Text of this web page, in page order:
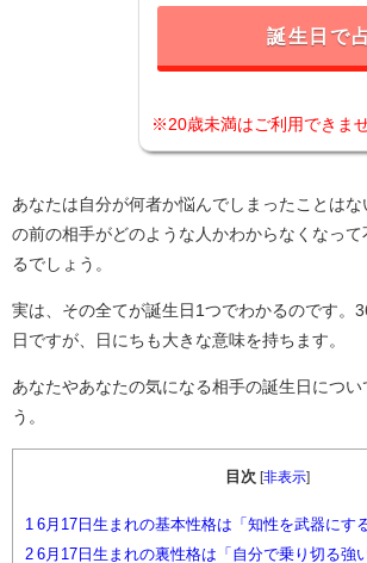
誕生日で
※20歳未満はご利用できま
あなたは自分が何者か悩んでしまったことはな
の前の相手がどのような人かわからなくなっ
るでしょう。
実は、その全てが誕生日1つでわかるのです。
日ですが、日にちも大きな意味を持ちます。
あなたやあなたの気になる相手の誕生日につい
う。
目次 非表示]
1 6月17日生まれの基本性格は「知性を武器にす
2 6月17日生まれの裏性格は「自分で乗り切る強